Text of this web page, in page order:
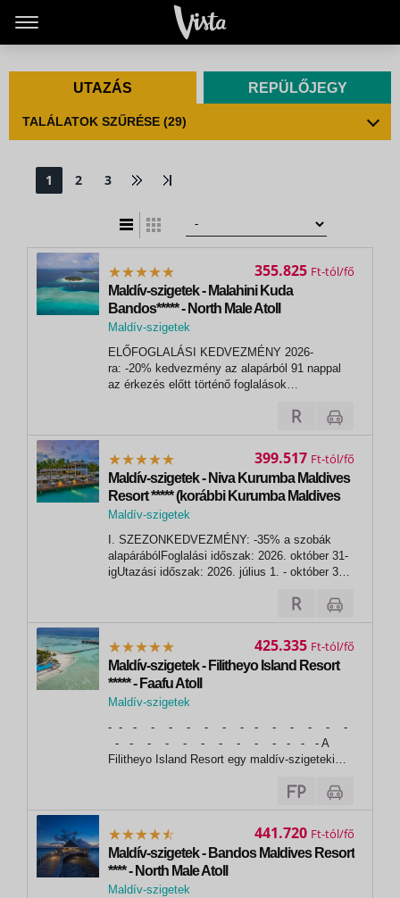
UTAZÁS REPÜLŐJEGY
TALÁLATOK SZŰRÉSE (29)
1 2 3
Maldív-szigetek - Malahini Kuda
Bandos***** - North Male Atoll
Maldív-szigetek
ELŐFOGLALÁSI KEDVEZMÉNY 2026-
ra: -20% kedvezmény az alapárból 91 nappal
az érkezés előtt történő foglalások
október 31. közöttA kedvezmény nem
kombinálható más kedvezményekkel! A
függvényében, visszavonásig érvényes!...
355.825 Ft
Maldív-szigetek - Niva Kurumba Maldives
Resort ***** (korábbi Kurumba Maldives
Resort)
Maldív-szigetek
I. SZEZONKEDVEZMÉNY: -35% a szobák
alapárábólFoglalási időszak: 2026. október 31-
igUtazási időszak: 2026. július 1. - október 31.
levonásra kerül.- A kedvezmény nem
kombinálható más kedvezményekkel! VAGY I.
szobatípus esetén...
399.517 Ft
Maldív-szigetek - Filitheyo Island Resort
***** - Faafu Atoll
Maldív-szigetek
- - - - - - - - - - - - - - -
- - - - - - - - - - - - - A
Filitheyo Island Resort egy maldív-szigeteki
található és kényelmes villákkal, továbbá
kivételes éttermekkel várja vendégeit....
425.335 Ft
Maldív-szigetek - Bandos Maldives Resort
**** - North Male Atoll
Maldív-szigetek
441.720 Ft